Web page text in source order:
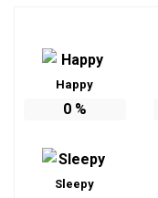
Happy
0%
Sleepy